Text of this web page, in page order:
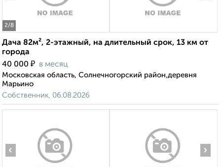
2/8
Дача 82м², 2-этажный, на длительный срок, 13 км от
города
40 000 ₽ в месяц
Московская область, Солнечногорский район,деревня
Марьино
Собственник, 06.08.2026
‹ ›